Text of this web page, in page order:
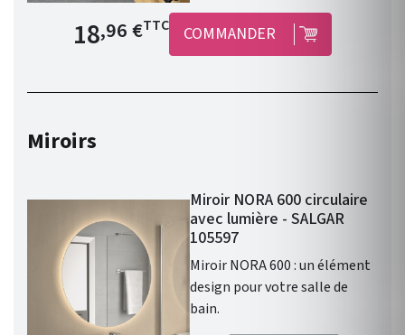
Prix de base
18,96 €TTC COMMANDER
Miroirs
Miroir NORA 600 circulaire
avec lumière - SALGAR
105597
Miroir NORA 600 : un élément
design pour votre salle de
bain.